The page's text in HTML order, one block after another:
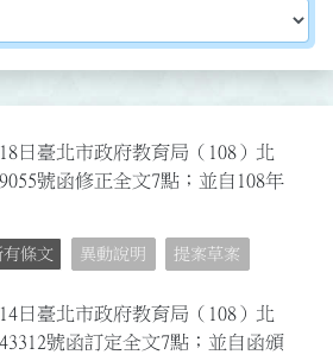
日臺北市政府教育局（108）北
號函修正全文7點；並自108年
有條文 異動說明 提案草案
日臺北市政府教育局（108）北
號函訂定全文7點；並自函頒